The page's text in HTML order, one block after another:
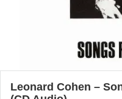
Leonard Cohen –